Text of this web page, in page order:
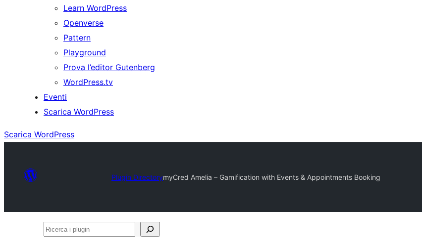
Learn WordPress
Openverse
Pattern
Playground
Prova l’editor Gutenberg
WordPress.tv
Eventi
Scarica WordPress
Scarica WordPress
Plugin DirectorymyCred Amelia – Gamification with Events & Appointments Booking
Ricerca